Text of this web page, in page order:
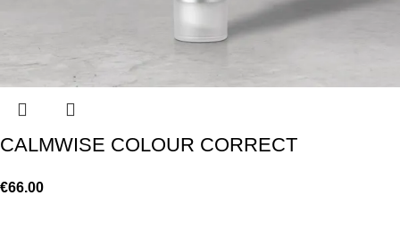
CALMWISE COLOUR CORRECT
€66.00